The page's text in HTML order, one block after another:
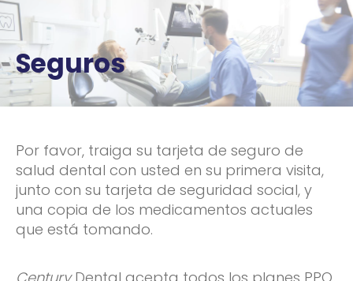
Seguros
Por favor, traiga su tarjeta de seguro de
salud dental con usted en su primera visita,
junto con su tarjeta de seguridad social, y
una copia de los medicamentos actuales
que está tomando.